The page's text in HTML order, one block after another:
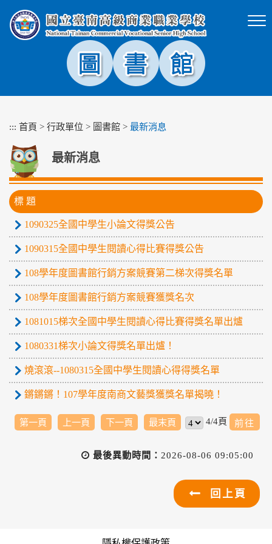
塊
::: 首頁 > 行政單位 > 圖書館 > 最新消息
最新消息
標 題
1090325全國中學生小論文得獎公告
1090315全國中學生閱讀心得比賽得獎公告
108學年度圖書館行銷方案競賽第二梯次得獎名單
108學年度圖書館行銷方案競賽獲獎名次
1081015梯次全國中學生閱讀心得比賽得獎名單出爐
1080331梯次小論文得獎名單出爐！
燒滾滾--1080315全國中學生閱讀心得得獎名單
鏘鏘鏘！107學年度南商文藝獎獲獎名單揭曉！
第一頁 上一頁 下一頁 最末頁 4/4頁
最後異動時間： 2026-08-06 09:05:00
回上頁